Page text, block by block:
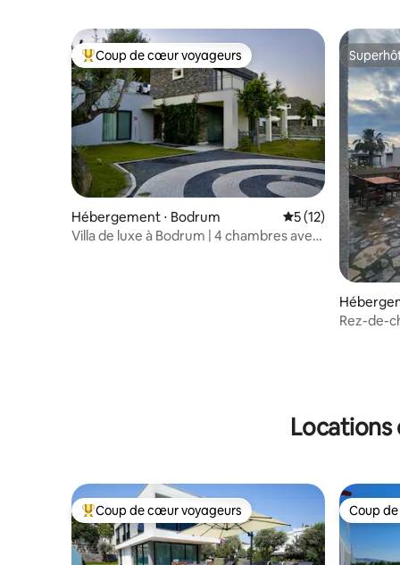
Coups de cœur voyageurs les plus appréciés
Coup de cœur voyageurs
Hébergement ⋅ Bodrum Évaluation
5 (12)
Villa de luxe à Bodrum | 4 chambres avec
Rez-de-
Locations
Coups de cœur voyageurs les plus appréciés
Coup de cœur voyageurs Coup
Coup